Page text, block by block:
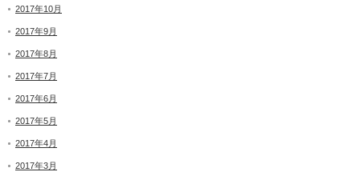
2017年10月
2017年9月
2017年8月
2017年7月
2017年6月
2017年5月
2017年4月
2017年3月